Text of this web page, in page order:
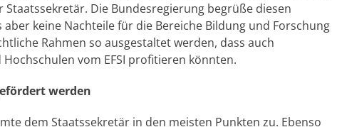
Die Bundesregierung begrüße diesen
keine Nachteile für die Bereiche Bildung und Forschung
Rahmen so ausgestaltet werden, dass auch
vom EFSI profitieren könnten.
werden
dem Staatssekretär in den meisten Punkten zu. Ebenso